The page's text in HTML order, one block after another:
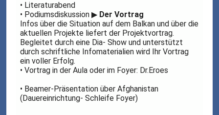
• Literaturabend
• Podiumsdiskussion▶ Der Vortrag
Infos über die Situation auf dem Balkan und über die
aktuellen Projekte liefert der Projektvortrag.
Begleitet durch eine Dia- Show und unterstützt
durch schriftliche Infomaterialien wird Ihr Vortrag
ein voller Erfolg.
• Vortrag in der Aula oder im Foyer: Dr.Eroes
• Beamer-Präsentation über Afghanistan
(Dauereinrichtung- Schleife Foyer)